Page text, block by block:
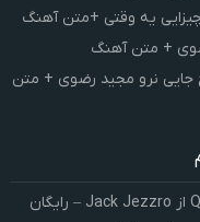
یه وقتی +متن آهنگ
+ متن آهنگ
جایی نرو مجید رضوی + متن